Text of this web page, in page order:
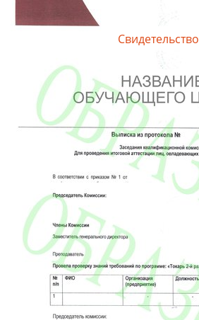
Свидетельство